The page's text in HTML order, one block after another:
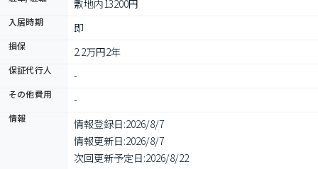
敷地内13200円
入居時期 即
損保 2.2万円2年
保証代行人 -
その他費用 -
情報 情報登録日:2026/8/7
情報更新日:2026/8/7
次回更新予定日:2026/8/22